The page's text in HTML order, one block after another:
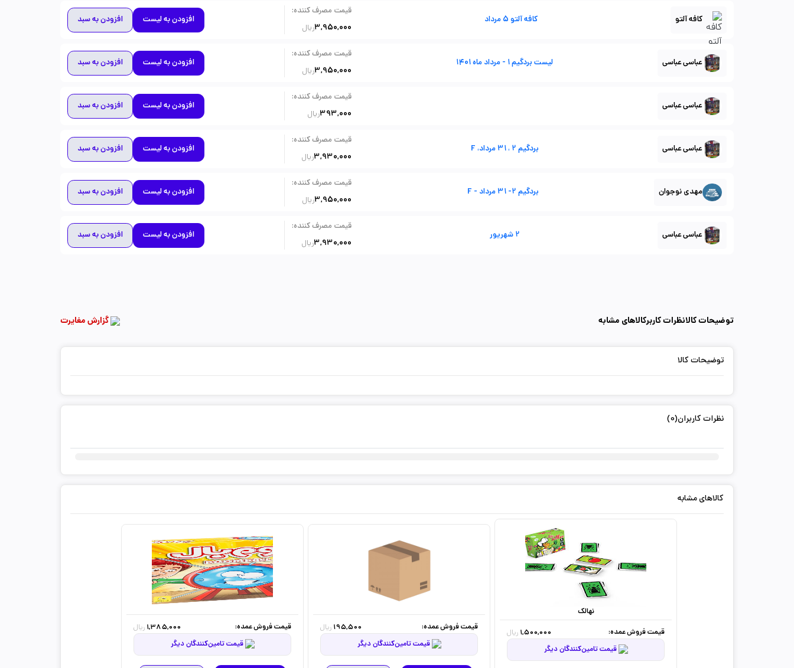
کافه آلتو کافه آلتو 5 مرداد
قیمت مصرف کننده:
3,950,000ریال
افزودن به لیست افزودن به سبد
عباسی عباسی لیست بردگیم 1 - مرداد ماه 1401
قیمت مصرف کننده:
3,950,000ریال
افزودن به لیست افزودن به سبد
عباسی عباسی
قیمت مصرف کننده:
393,000ریال
افزودن به لیست افزودن به سبد
عباسی عباسی بردگیم 2 ، 31 مرداد، F
قیمت مصرف کننده:
3,930,000ریال
افزودن به لیست افزودن به سبد
مهدی نوجوان بردگیم 2- 31 مرداد - F
قیمت مصرف کننده:
3,950,000ریال
افزودن به لیست افزودن به سبد
عباسی عباسی 2 شهریور
قیمت مصرف کننده:
3,930,000ریال
افزودن به لیست افزودن به سبد
توضیحات کالانظرات کاربرکالاهای مشابه گزارش مغایرت
توضیحات کالا
نظرات کاربران(0)
کالاهای مشابه
نهالک
قیمت فروش عمده:
1,500,000 ریال
قیمت تامین‌کنندگان دیگر
قیمت فروش عمده: 195,500 ریال
قیمت تامین‌کنندگان دیگر
قیمت فروش عمده: 1,385,000 ریال
قیمت تامین‌کنندگان دیگر